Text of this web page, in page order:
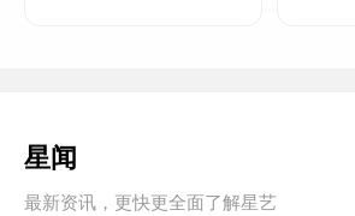
星闻
最新资讯，更快更全面了解星艺